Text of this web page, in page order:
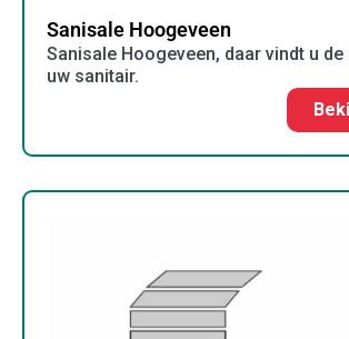
Sanisale Hoogeveen
Sanisale Hoogeveen, daar vindt u
uw sanitair.